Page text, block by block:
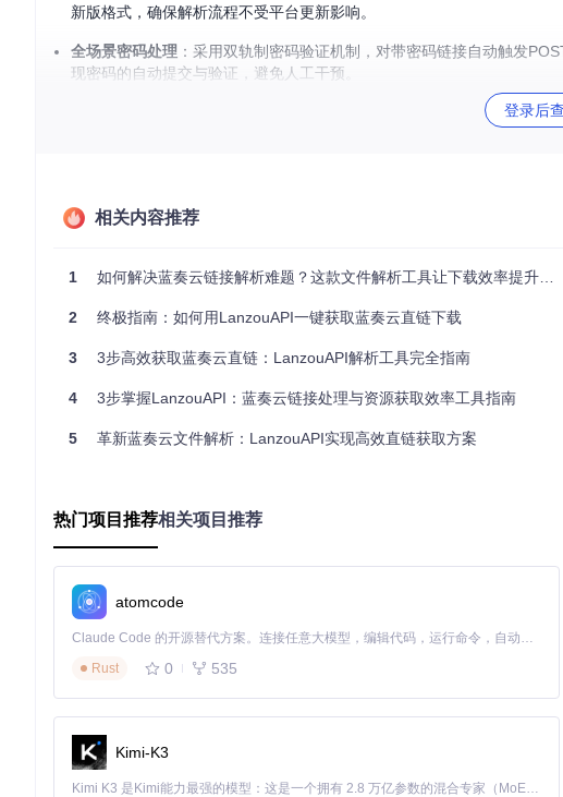
新版格式，确保解析流程不受平台更新影响。
全场景密码处理 ：采用双轨制密码验证机制，对带密码链接自动触发
现密码的自动提交与验证，避免人工干预。
：创新的随机IP生成技术（代码214-222行）通过构造X-
网站集成场景：提升用户下载体验
// 前端获取用户输入的蓝奏云链接
$user_input_url = $_POST 'lanzou_url'
// 调用API解析
$api_url = "https://yourdomain.com/lanzou/?url=" . urlencode
$response = file_get_contents $api_url
$result = json_decode ($response, true
if
$result['code' ] == 200) {
移动应用开发：简化文件获取流程
在移动应用中集成时，建议使用异步请求处理解析过程，避免UI阻塞：
// Android示例代码
OkHttpClient
Request request = new Request.Builder()
    .url(
"https://yourdomain.com/lanzou/?url="
client.newCall(request).enqueue(new Callback() {
@Override
public
// 处理解析结果
登录后
相关内容推荐
1 如何解决蓝奏云链接解析难题？这款文件解析工具让下载效率提升3倍
2 终极指南：如何用LanzouAPI一键获取蓝奏云直链下载
3 3步高效获取蓝奏云直链：LanzouAPI解析工具完全指南
4 3步掌握LanzouAPI：蓝奏云链接处理与资源获取效率工具指南
5 革新蓝奏云文件解析：LanzouAPI实现高效直链获取方案
热门项目推荐相关项目推荐
atomcode
Claude Code 的开源替代方案。连接任意大模型，编辑代码，运行命令，自动验证 — 全自动执行。用 Rust 构建，极致性能。 ｜ An open-source alternative to Claude Code. Connect any LLM, edit code, run commands, and verify changes — autonomously. Built in Rust for speed. Get Started
Rust
0 535
Kimi-K3
Kimi K3 是Kimi能力最强的模型：这是一个拥有 2.8 万亿参数的混合专家（MoE）模型，具备原生视觉理解能力，并支持 100 万 token 的上下文窗口。